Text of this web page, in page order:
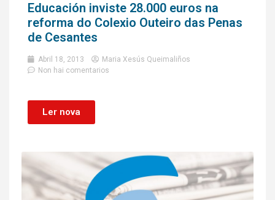
Educación inviste 28.000 euros na
reforma do Colexio Outeiro das Penas
de Cesantes
Abril 18, 2013
Maria Xesús Queimaliños
Non hai comentarios
Ler nova